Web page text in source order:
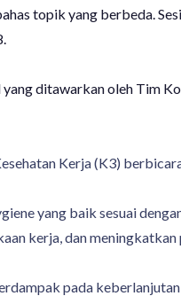
topik yang berbeda.
ditawarkan oleh Tim
Kerja (K3)
yang baik sesuai
kerja, dan
pada